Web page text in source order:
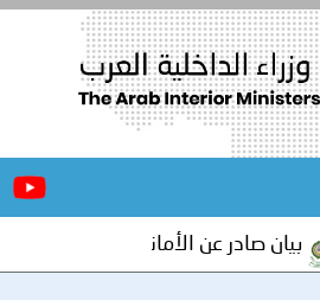
صادر عن الأمانة العامة لمجلس